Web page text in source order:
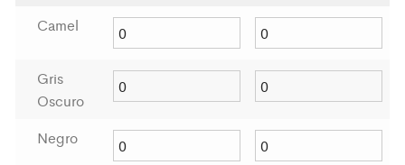
Camel
Gris
Oscuro
Negro